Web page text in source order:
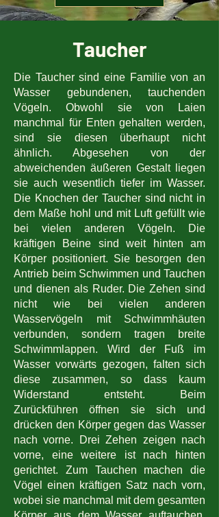
Taucher
Die Taucher sind eine Familie von an
Wasser gebundenen, tauchenden
Vögeln. Obwohl sie von Laien
manchmal für Enten gehalten werden,
sind sie diesen überhaupt nicht
ähnlich. Abgesehen von der
abweichenden äußeren Gestalt liegen
sie auch wesentlich tiefer im Wasser.
Die Knochen der Taucher sind nicht in
dem Maße hohl und mit Luft gefüllt wie
bei vielen anderen Vögeln. Die
kräftigen Beine sind weit hinten am
Körper positioniert. Sie besorgen den
Antrieb beim Schwimmen und Tauchen
und dienen als Ruder. Die Zehen sind
nicht wie bei vielen anderen
Wasservögeln mit Schwimmhäuten
verbunden, sondern tragen breite
Schwimmlappen. Wird der Fuß im
Wasser vorwärts gezogen, falten sich
diese zusammen, so dass kaum
Widerstand entsteht. Beim
Zurückführen öffnen sie sich und
drücken den Körper gegen das Wasser
nach vorne. Drei Zehen zeigen nach
vorne, eine weitere ist nach hinten
gerichtet. Zum Tauchen machen die
Vögel einen kräftigen Satz nach vorn,
wobei sie manchmal mit dem gesamten